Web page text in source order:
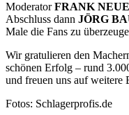
ModeratorFRANK
Abschluss dann JÖRG
Male die Fans zu
Wir gratulieren den
schönen Erfolg – rund
und freuen uns auf weitere
Fotos: Schlagerprofis.de